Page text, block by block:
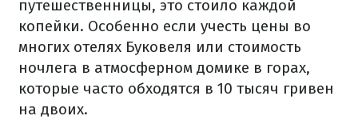
путешественницы, это стоило каждой
копейки. Особенно если учесть цены во
многих отелях Буковеля или стоимость
ночлега в атмосферном домике в горах,
которые часто обходятся в 10 тысяч гривен
на двоих.